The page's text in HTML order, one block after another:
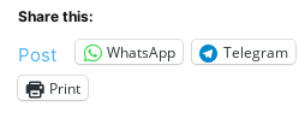
Share this:
Post WhatsApp Telegram
Print